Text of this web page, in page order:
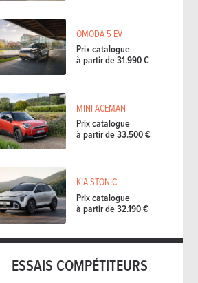
OMODA 5 EV
Prix catalogue
à partir de 31.990 €
MINI ACEMAN
Prix catalogue
à partir de 33.500 €
KIA STONIC
Prix catalogue
à partir de 32.190 €
ESSAIS COMPÉTITEURS